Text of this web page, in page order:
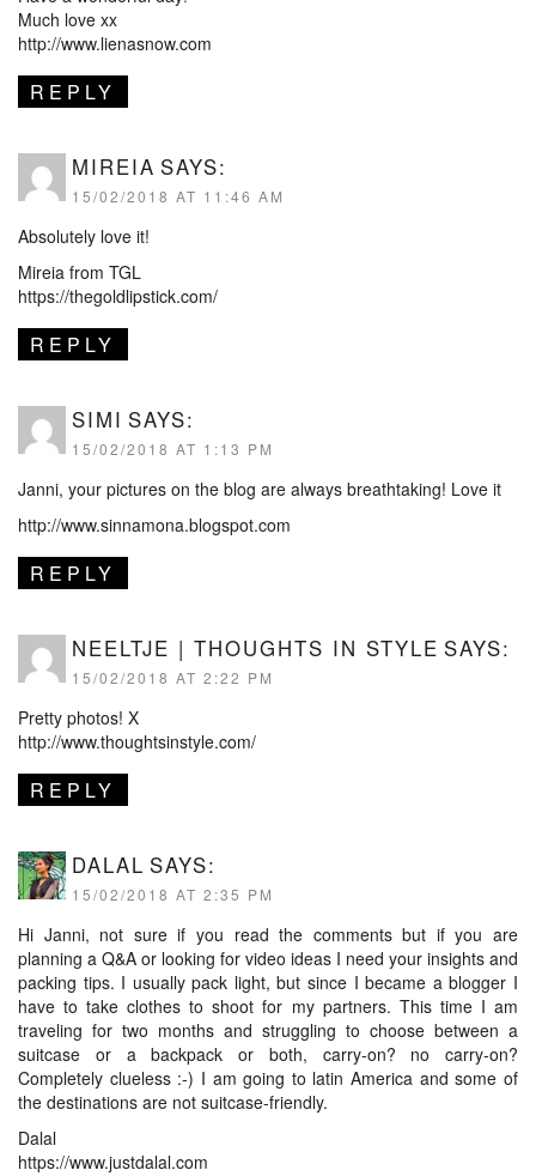
Much love xx
http://www.lienasnow.com
REPLY
MIREIA SAYS:
15/02/2018 AT 11:46 AM
Absolutely love it!
Mireia from TGL
https://thegoldlipstick.com/
REPLY
SIMI SAYS:
15/02/2018 AT 1:13 PM
Janni, your pictures on the blog are always breathtaking! Love it
http://www.sinnamona.blogspot.com
REPLY
NEELTJE | THOUGHTS IN STYLE SAYS:
15/02/2018 AT 2:22 PM
Pretty photos! X
http://www.thoughtsinstyle.com/
REPLY
DALAL SAYS:
15/02/2018 AT 2:35 PM
Hi Janni, not sure if you read the comments but if you are
planning a Q&A or looking for video ideas I need your insights and
packing tips. I usually pack light, but since I became a blogger I
have to take clothes to shoot for my partners. This time I am
traveling for two months and struggling to choose between a
suitcase or a backpack or both, carry-on? no carry-on?
Completely clueless :-) I am going to latin America and some of
the destinations are not suitcase-friendly.
Dalal
https://www.justdalal.com